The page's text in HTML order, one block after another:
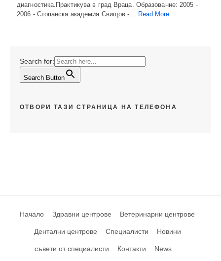
диагностика.Практикува в град Враца. Образование: 2005 -
2006 - Стопанска академия Свищов -… Read More
Search for:
Search Button
ОТВОРИ ТАЗИ СТРАНИЦА НА ТЕЛЕФОНА
Начало Здравни центрове Ветеринарни центрове
Дентални центрове Специалисти Новини
съвети от специалисти Контакти News